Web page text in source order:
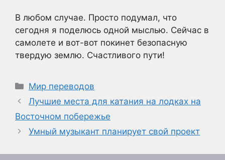
В любом случае. Просто подумал, что
сегодня я поделюсь одной мыслью. Сейчас в
самолете и вот-вот покинет безопасную
твердую землю. Счастливого пути!
Рубрики
Мир переводов
Лучшие места для катания на лодках на
Восточном побережье
Умный музыкант планирует свой проект